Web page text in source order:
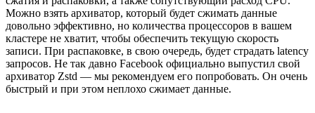
Можно взять архиватор, который будет сжимать данные
довольно эффективно, но количества процессоров в вашем
кластере не хватит, чтобы обеспечить текущую скорость
записи. При распаковке, в свою очередь, будет страдать latency
запросов. Не так давно Facebook официально выпустил свой
архиватор Zstd — мы рекомендуем его попробовать. Он очень
быстрый и при этом неплохо сжимает данные.